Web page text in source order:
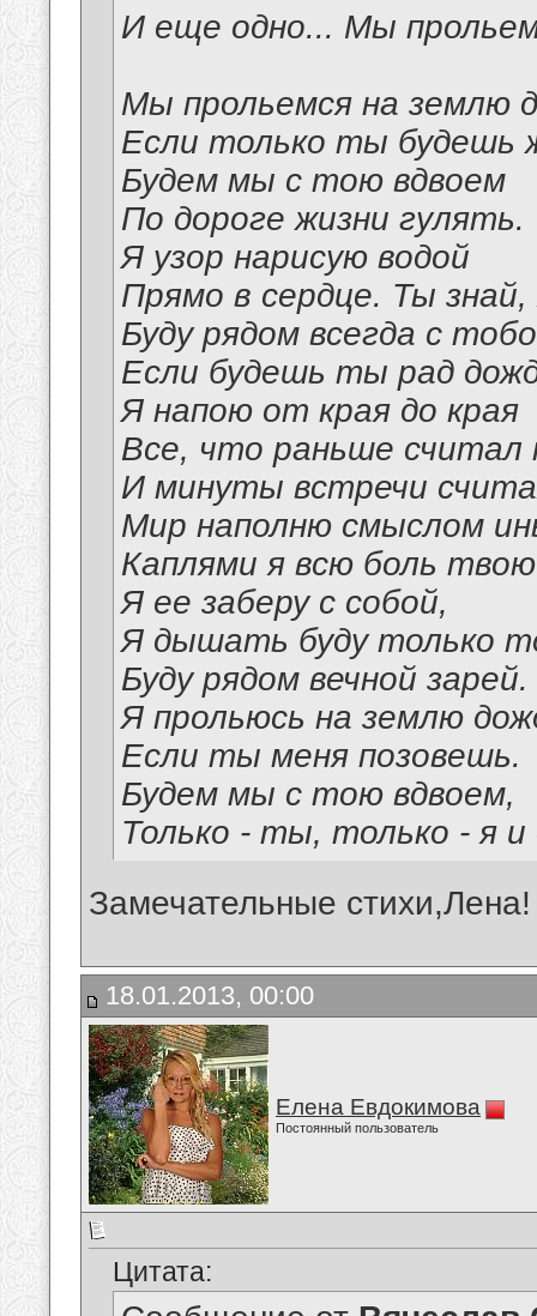
И еще одно... Мы
Мы прольемся на землю
Если только ты будешь
Будем мы с тою вдвоем
По дороге жизни гулять.
Я узор нарисую водой
Прямо в сердце. Ты знай,
Буду рядом всегда с
Если будешь ты рад
Я напою от края до края
Все, что раньше считал
И минуты встречи
Мир наполню смыслом
Каплями я всю боль
Я ее заберу с собой,
Я дышать буду только
Буду рядом вечной зарей.
Я прольюсь на землю
Если ты меня позовешь.
Будем мы с тою вдвоем,
Только - ты, только - я и
Замечательные
18.01.2013, 00:00
Елена Евдокимова
Постоянный пользователь
Цитата: